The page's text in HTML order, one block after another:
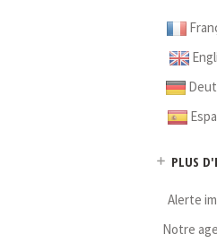
PLUS
Alerte
Notre